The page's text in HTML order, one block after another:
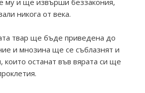
му и ще извърши беззакония,
никога от века.
твар ще бъде приведена до
и мнозина ще се съблазнят и
които останат във вярата си ще